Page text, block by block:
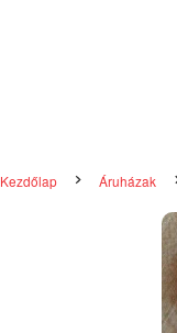
Kezdőlap Áruházak